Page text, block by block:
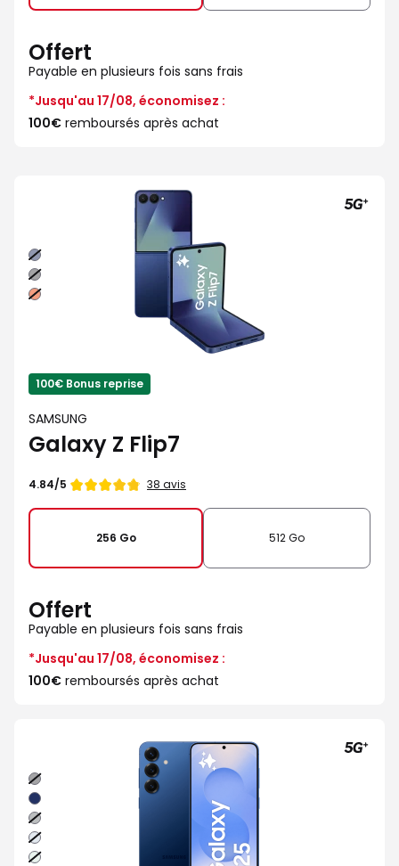
Offert
Payable en plusieurs fois sans frais
*Jusqu'au 17/08, économisez :
100€ remboursés après achat
Bleu
nuit
Noir
absolu
Corail
100€ Bonus reprise
SAMSUNG
Galaxy Z Flip7
Note
4.84/5 38 avis
256 Go 512 Go
Offert
Payable en plusieurs fois sans frais
*Jusqu'au 17/08, économisez :
100€ remboursés après achat
Noir
absolu
Bleu
nuit
Gris
Bleu
clair
Vert
d'eau